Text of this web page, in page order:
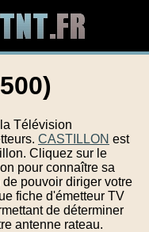
Télévision
CASTILLON est
Cliquez sur le
pour connaître sa
pouvoir diriger votre
fiche d'émetteur TV
de déterminer
antenne rateau.